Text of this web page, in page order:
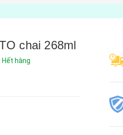
chai 268ml
Hết hàng